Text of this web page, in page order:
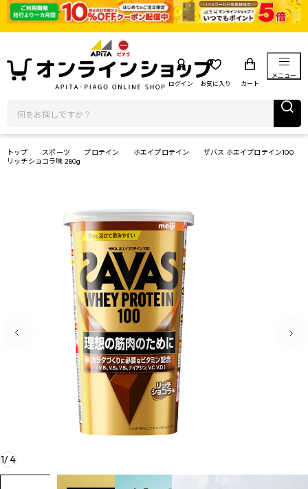
ログイン お気に入り カート
メニュー
トップ スポーツ プロテイン ホエイプロテイン
ザバス ホエイプロテイン100
リッチショコラ味 280g
1/4